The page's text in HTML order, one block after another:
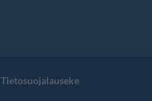
Tietosuojalauseke